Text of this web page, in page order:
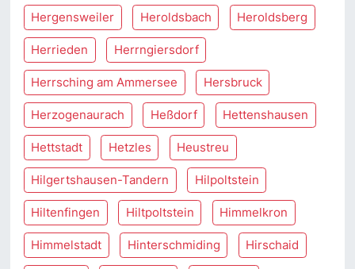
Hergensweiler Heroldsbach Heroldsberg
Herrieden Herrngiersdorf
Herrsching am Ammersee Hersbruck
Herzogenaurach Heßdorf Hettenshausen
Hettstadt Hetzles Heustreu
Hilgertshausen-Tandern Hilpoltstein
Hiltenfingen Hiltpoltstein Himmelkron
Himmelstadt Hinterschmiding Hirschaid